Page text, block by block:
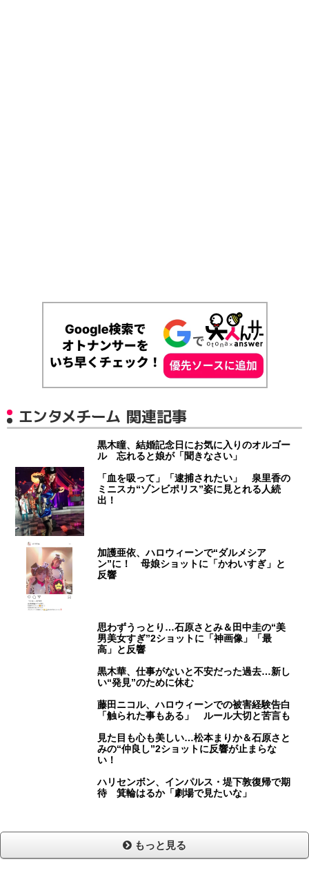
エンタメチーム 関連記事
黒木瞳、結婚記念日にお気に入りのオルゴー
ル 忘れると娘が「聞きなさい」
「血を吸って」「逮捕されたい」 泉里香の
ミニスカ“ゾンビポリス”姿に見とれる人続
出！
加護亜依、ハロウィーンで“ダルメシア
ン”に！ 母娘ショットに「かわいすぎ」と
反響
思わずうっとり…石原さとみ＆田中圭の“美
男美女すぎ”2ショットに「神画像」「最
高」と反響
黒木華、仕事がないと不安だった過去…新し
い“発見”のために休む
藤田ニコル、ハロウィーンでの被害経験告白
「触られた事もある」 ルール大切と苦言も
見た目も心も美しい…松本まりか＆石原さと
みの“仲良し”2ショットに反響が止まらな
い！
ハリセンボン、インパルス・堤下敦復帰で期
待 箕輪はるか「劇場で見たいな」
もっと見る